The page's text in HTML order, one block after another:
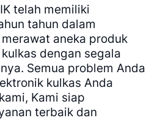
telah memiliki
tahun dalam
aneka produk
dengan segala
Semua problem Anda
kulkas Anda
Kami siap
terbaik dan